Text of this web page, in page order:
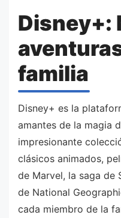
Disney+:
familia
Disney+ es la
amantes de la magia
impresionante
clásicos animados,
de Marvel, la saga de
de National
cada miembro de la